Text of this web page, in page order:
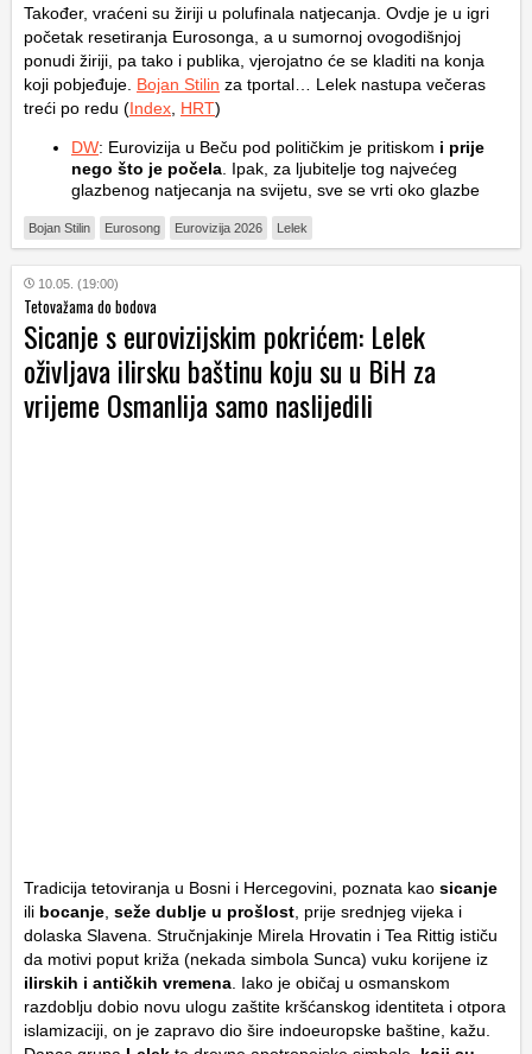
Također, vraćeni su žiriji u polufinala natjecanja. Ovdje je u igri
početak resetiranja Eurosonga, a u sumornoj ovogodišnjoj
ponudi žiriji, pa tako i publika, vjerojatno će se kladiti na konja
koji pobjeđuje. Bojan Stilin za tportal… Lelek nastupa večeras
treći po redu (Index HRT)
DW: Eurovizija u Beču pod političkim je pritiskom i prije
nego što je počela . Ipak, za ljubitelje tog najvećeg
glazbenog natjecanja na svijetu, sve se vrti oko glazbe
Bojan Stilin Eurosong Eurovizija 2026 Lelek
10.05. (19:00)
Tetovažama do bodova
Sicanje s eurovizijskim pokrićem: Lelek
oživljava ilirsku baštinu koju su u BiH za
vrijeme Osmanlija samo naslijedili
Tradicija tetoviranja u Bosni i Hercegovini, poznata kao sicanje
ili bocanje seže dublje u prošlost , prije srednjeg vijeka i
dolaska Slavena. Stručnjakinje Mirela Hrovatin i Tea Rittig ističu
da motivi poput križa (nekada simbola Sunca) vuku korijene iz
ilirskih i antičkih vremena . Iako je običaj u osmanskom
razdoblju dobio novu ulogu zaštite kršćanskog identiteta i otpora
islamizaciji, on je zapravo dio šire indoeuropske baštine, kažu.